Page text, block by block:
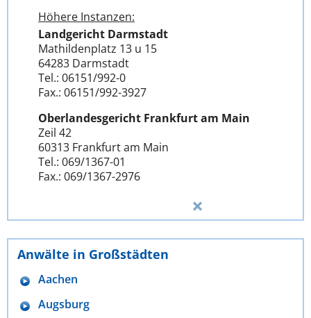
Höhere Instanzen:
Landgericht Darmstadt
Mathildenplatz 13 u 15
64283 Darmstadt
Tel.: 06151/992-0
Fax.: 06151/992-3927
Oberlandesgericht Frankfurt am Main
Zeil 42
60313 Frankfurt am Main
Tel.: 069/1367-01
Fax.: 069/1367-2976
Anwälte in Großstädten
Aachen
Augsburg